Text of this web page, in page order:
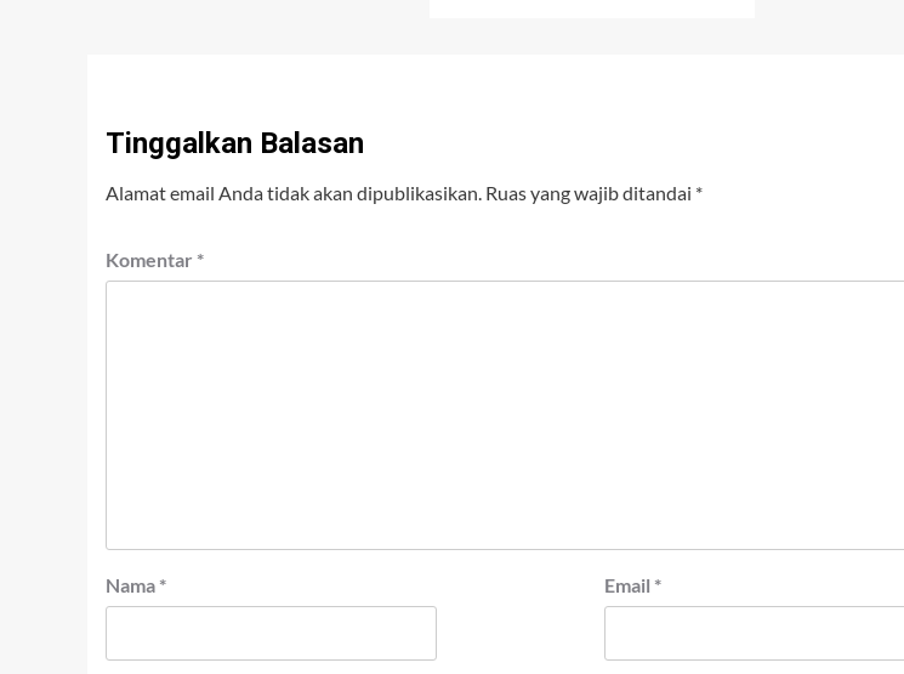
Tinggalkan Balasan
Alamat email Anda tidak akan dipublikasikan. Ruas yang wajib ditandai *
Komentar *
Nama * Email *